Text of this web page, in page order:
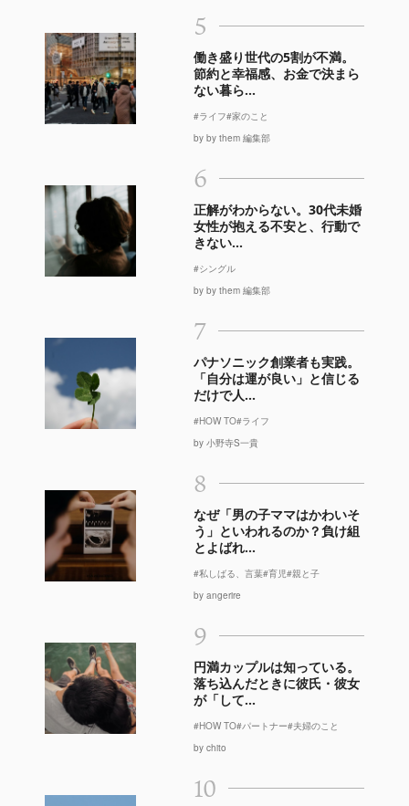
5
働き盛り世代の5割が不満。
節約と幸福感、お金で決まら
ない暮ら...
#ライフ#家のこと
by by them 編集部
6
正解がわからない。30代未婚
女性が抱える不安と、行動で
きない...
#シングル
by by them 編集部
7
パナソニック創業者も実践。
「自分は運が良い」と信じる
だけで人...
#HOW TO#ライフ
by 小野寺S一貴
8
なぜ「男の子ママはかわいそ
う」といわれるのか？負け組
とよばれ...
#私しばる、言葉#育児#親と子
by angerire
9
円満カップルは知っている。
落ち込んだときに彼氏・彼女
が「して...
#HOW TO#パートナー#夫婦のこと
by chito
10